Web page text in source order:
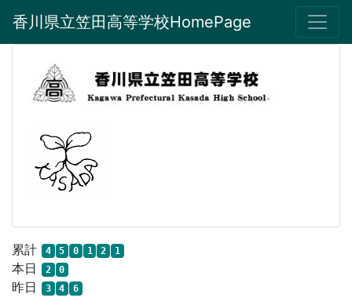
香川県立笠田高等学校HomePage
累計 4 5 0 1 2 1
本日 2 0
昨日 3 4 6